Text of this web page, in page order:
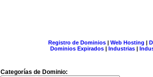
Registro de Dominios| Web Hosting |
Dominios Expirados | Industrias |
Categorías de Dominio: